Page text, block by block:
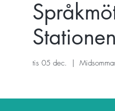
tis 05 dec.
  |